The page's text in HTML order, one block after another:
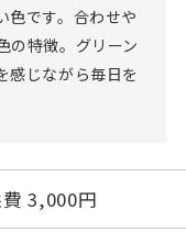
色です。合わせや
の特徴。グリーン
感じながら毎日を
3,000円